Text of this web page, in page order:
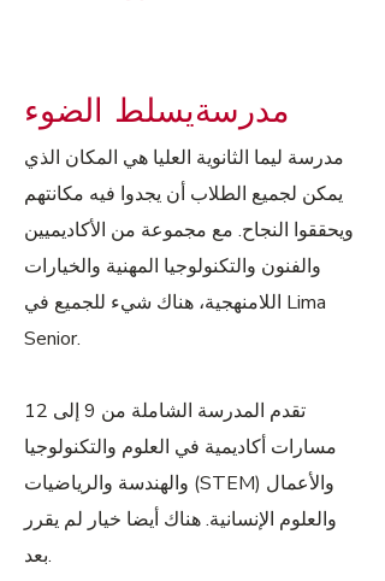
مدرسةيسلط الضوء
مدرسة ليما الثانوية العليا هي المكان الذي
يمكن لجميع الطلاب أن يجدوا فيه مكانتهم
ويحققوا النجاح. مع مجموعة من الأكاديميين
والفنون والتكنولوجيا المهنية والخيارات
اللامنهجية، هناك شيء للجميع في Lima
Senior.
تقدم المدرسة الشاملة من 9 إلى 12
مسارات أكاديمية في العلوم والتكنولوجيا
والهندسة والرياضيات (STEM) والأعمال
والعلوم الإنسانية. هناك أيضا خيار لم يقرر
بعد.